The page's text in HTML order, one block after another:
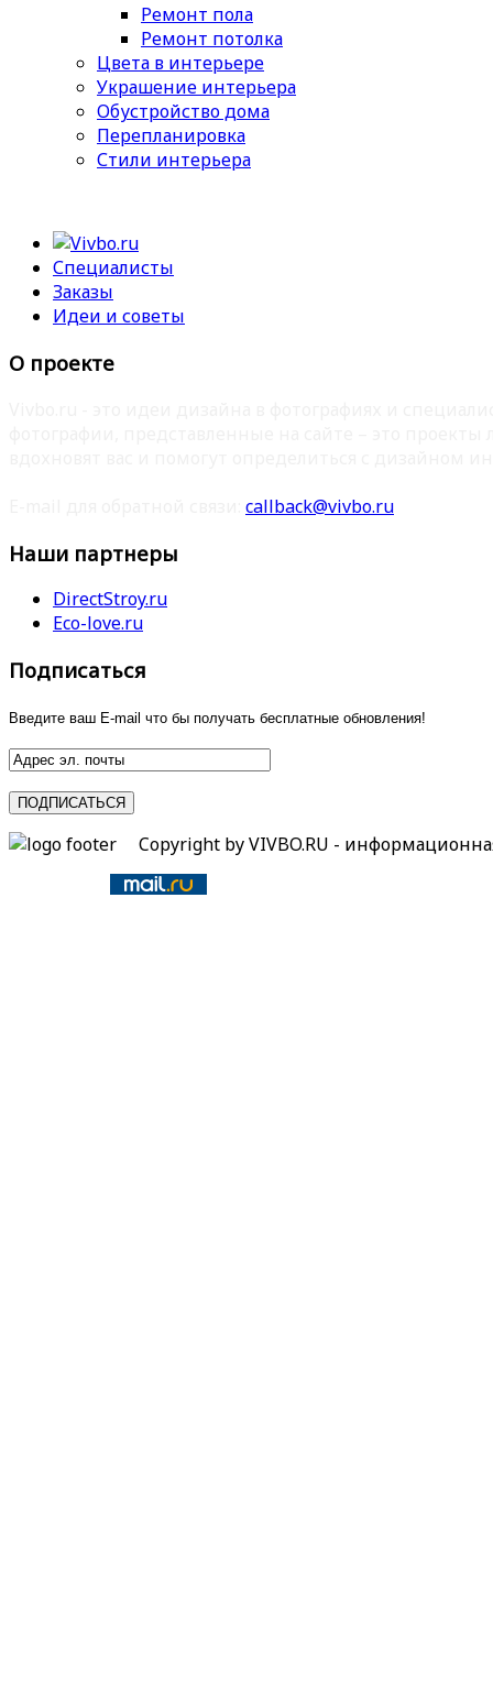
Ремонт пола
Ремонт потолка
Цвета в интерьере
Украшение интерьера
Обустройство дома
Перепланировка
Стили интерьера
Специалисты
Заказы
Идеи и советы
О проекте
callback@vivbo.ru
Наши партнеры
DirectStroy.ru
Eco-love.ru
Подписаться
Введите ваш E-mail что бы получать бесплатные обновления!
Copyright by VIVBO.RU -